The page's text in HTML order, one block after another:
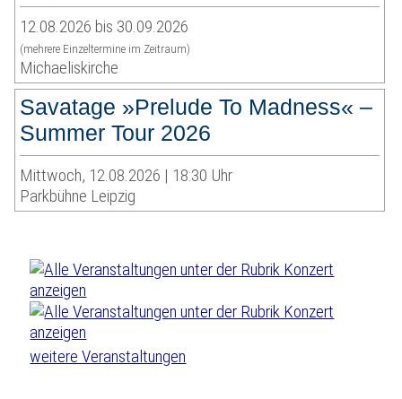
12.08.2026 bis 30.09.2026
(mehrere Einzeltermine im Zeitraum)
Michaeliskirche
Savatage »Prelude To Madness« –
Summer Tour 2026
Mittwoch, 12.08.2026 | 18:30 Uhr
Parkbühne Leipzig
weitere Veranstaltungen